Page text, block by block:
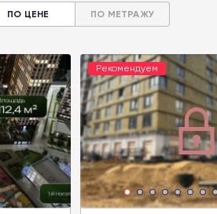
ПО ЦЕНЕ ПО МЕТРАЖУ
Рекомендуем